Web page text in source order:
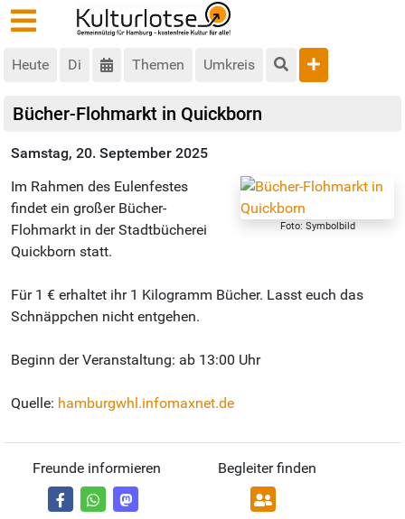
Heute Di Themen Umkreis
Bücher-Flohmarkt in Quickborn
Samstag, 20. September 2025
Foto: Symbolbild
Im Rahmen des Eulenfestes
findet ein großer Bücher-
Flohmarkt in der Stadtbücherei
Quickborn statt.
Für 1 € erhaltet ihr 1 Kilogramm Bücher. Lasst euch das
Schnäppchen nicht entgehen.
Beginn der Veranstaltung: ab 13:00 Uhr
Quelle: hamburgwhl.infomaxnet.de
Freunde informieren Begleiter finden